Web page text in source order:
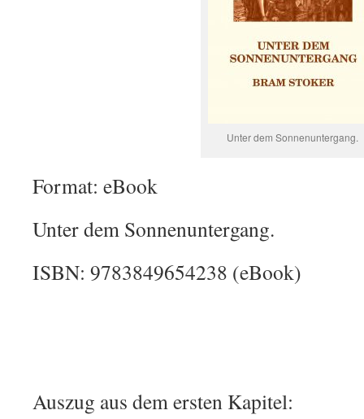
Unter dem Sonnenuntergang.
Format: eBook
Unter dem Sonnenuntergang.
ISBN: 9783849654238 (eBook)
Auszug aus dem ersten Kapitel: